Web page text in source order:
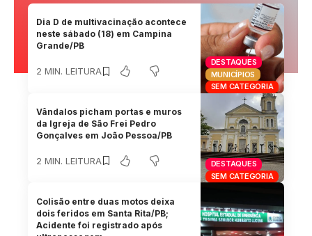
DESTAQUES
MUNICÍPIOS
SEM CATEGORIA
Dia D de multivacinação acontece
neste sábado (18) em Campina
Grande/PB
2 MIN. LEITURA
DESTAQUES
SEM CATEGORIA
Vândalos picham portas e muros
da Igreja de São Frei Pedro
Gonçalves em João Pessoa/PB
2 MIN. LEITURA
Colisão entre duas motos deixa
dois feridos em Santa Rita/PB;
Acidente foi registrado após